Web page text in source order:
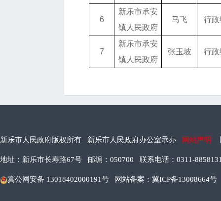
6
新乐市承安
镇人民政府
马飞 行
7
新乐市承安
镇人民政府
张玉坡 行